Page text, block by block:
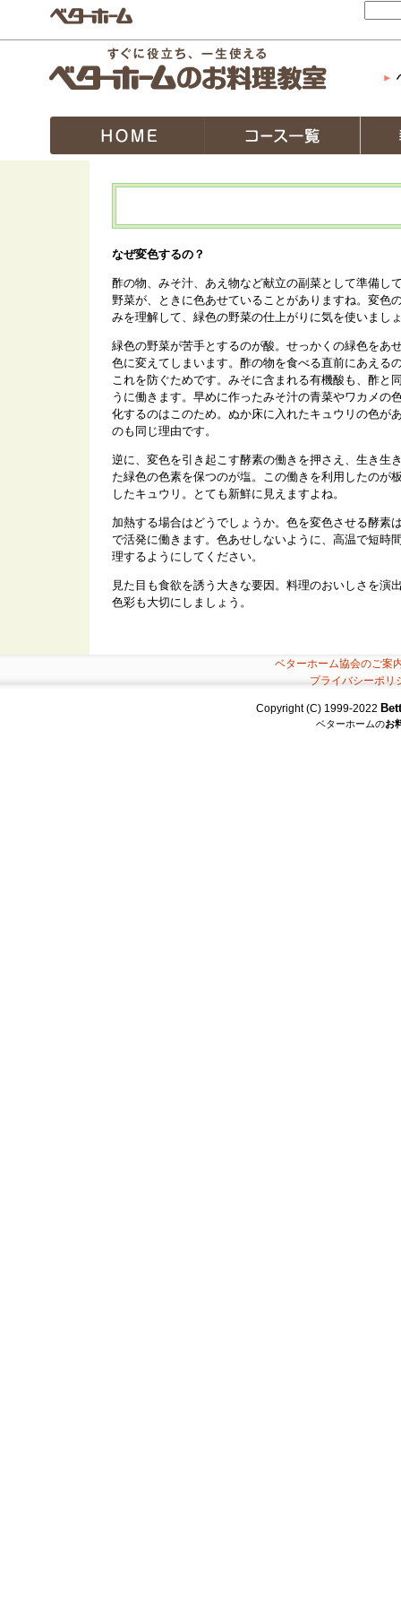
なぜ変色するの？
酢の物、みそ汁、あえ物など献立の副菜として準備し
野菜が、ときに色あせていることがありますね。変色
みを理解して、緑色の野菜の仕上がりに気を使いまし
緑色の野菜が苦手とするのが酸。せっかくの緑色をあ
色に変えてしまいます。酢の物を食べる直前にあえる
これを防ぐためです。みそに含まれる有機酸も、酢と
うに働きます。早めに作ったみそ汁の青菜やワカメの
化するのはこのため。ぬか床に入れたキュウリの色が
のも同じ理由です。
逆に、変色を引き起こす酵素の働きを押さえ、生き生
た緑色の色素を保つのが塩。この働きを利用したのが
したキュウリ。とても新鮮に見えますよね。
加熱する場合はどうでしょうか。色を変色させる酵素
で活発に働きます。色あせしないように、高温で短時
理するようにしてください。
見た目も食欲を誘う大きな要因。料理のおいしさを演
色彩も大切にしましょう。
ベターホーム協会のご案
プライバシーポリ
Copyright (C) 1999-2022
ベターホームのお